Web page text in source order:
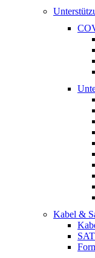
Kabel &